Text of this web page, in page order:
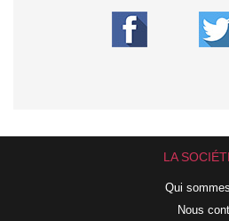
LA
Qui
Nous